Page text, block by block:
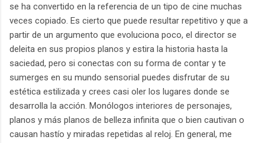
se ha convertido en la referencia de un tipo de cine muchas
veces copiado. Es cierto que puede resultar repetitivo y que a
partir de un argumento que evoluciona poco, el director se
deleita en sus propios planos y estira la historia hasta la
saciedad, pero si conectas con su forma de contar y te
sumerges en su mundo sensorial puedes disfrutar de su
estética estilizada y crees casi oler los lugares donde se
desarrolla la acción. Monólogos interiores de personajes,
planos y más planos de belleza infinita que o bien cautivan o
causan hastío y miradas repetidas al reloj. En general, me